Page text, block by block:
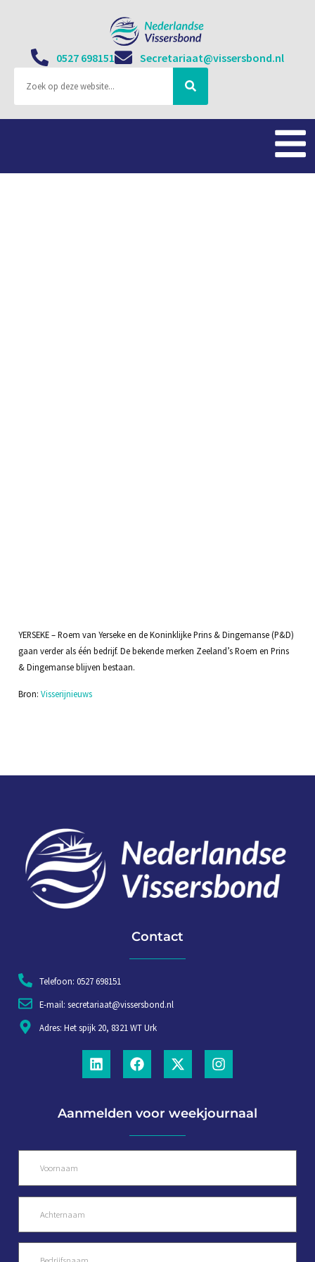
0527 698151 Secretariaat@vissersbond.nl
YERSEKE – Roem van Yerseke en de Koninklijke Prins & Dingemanse (P&D)
gaan verder als één bedrijf. De bekende merken Zeeland’s Roem en Prins
& Dingemanse blijven bestaan.
Bron: Visserijnieuws
Contact
Telefoon: 0527 698151
E-mail: secretariaat@vissersbond.nl
Adres: Het spijk 20, 8321 WT Urk
Aanmelden voor weekjournaal